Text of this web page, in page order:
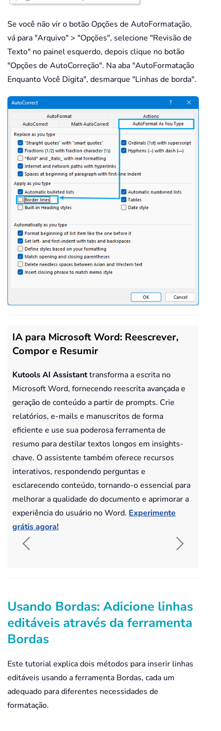
Se você não vir o botão Opções de AutoFormatação,
vá para "Arquivo" > "Opções", selecione "Revisão de
Texto" no painel esquerdo, depois clique no botão
"Opções de AutoCorreção". Na aba "AutoFormatação
Enquanto Você Digita", desmarque "Linhas de borda".
IA para Microsoft Word: Reescrever,
Compor e Resumir
Kutools AI Assistanttransforma a escrita no
Microsoft Word, fornecendo reescrita avançada e
geração de conteúdo a partir de prompts. Crie
relatórios, e-mails e manuscritos de forma
eficiente e use sua poderosa ferramenta de
resumo para destilar textos longos em insights-
chave. O assistente também oferece recursos
interativos, respondendo perguntas e
esclarecendo conteúdo, tornando-o essencial para
melhorar a qualidade do documento e aprimorar a
experiência do usuário no Word. Experimente
grátis agora!
Usando Bordas: Adicione linhas
editáveis através da ferramenta
Bordas
Este tutorial explica dois métodos para inserir linhas
editáveis usando a ferramenta Bordas, cada um
adequado para diferentes necessidades de
formatação.